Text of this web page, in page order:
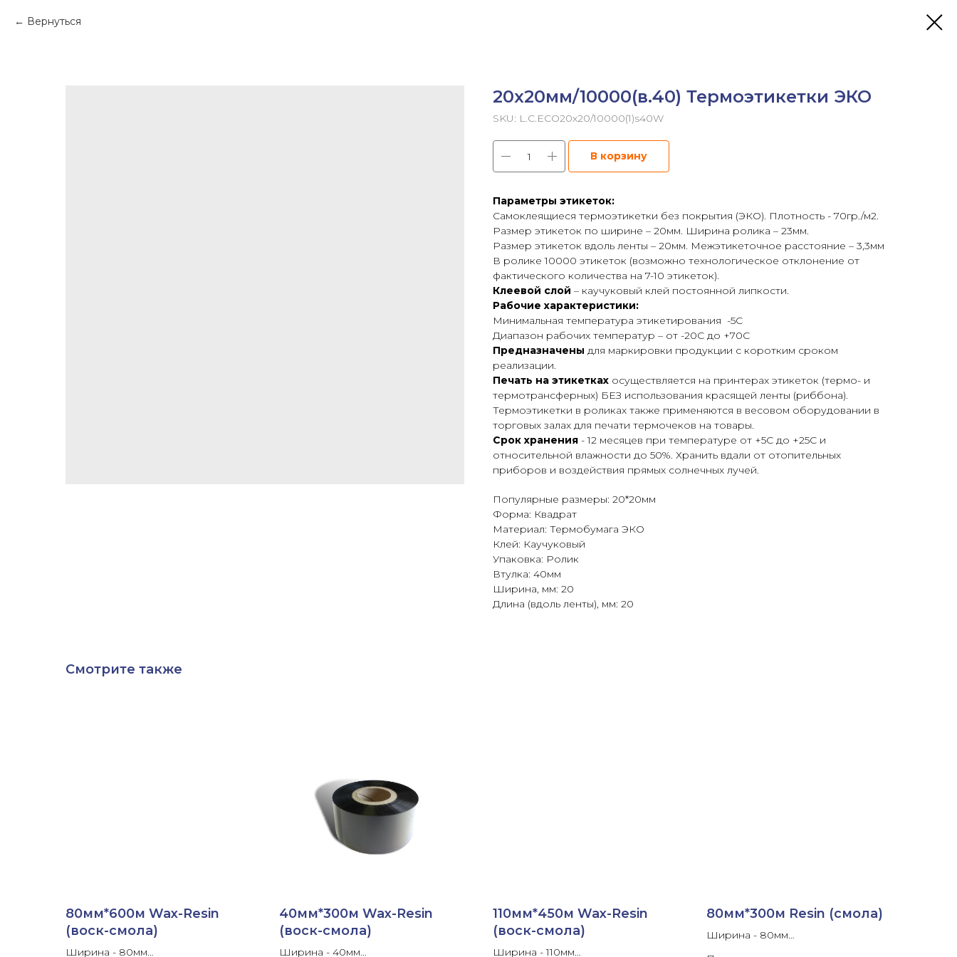
Вернуться
20х20мм/10000(в.40) Термоэтикетки ЭКО
SKU: L.C.ECO20x20/10000(1)s40W
В корзину
Параметры этикеток:
Самоклеящиеся термоэтикетки без покрытия (ЭКО). Плотность - 70гр./м2.
Размер этикеток по ширине – 20мм. Ширина ролика – 23мм.
Размер этикеток вдоль ленты – 20мм. Межэтикеточное расстояние – 3,3мм
В ролике 10000 этикеток (возможно технологическое отклонение от
фактического количества на 7-10 этикеток).
Клеевой слой – каучуковый клей постоянной липкости.
Рабочие характеристики:
Минимальная температура этикетирования -5С
Диапазон рабочих температур – от -20С до +70С
Предназначены для маркировки продукции с коротким сроком
реализации.
Печать на этикетках осуществляется на принтерах этикеток (термо- и
термотрансферных) БЕЗ использования красящей ленты (риббона).
Термоэтикетки в роликах также применяются в весовом оборудовании в
торговых залах для печати термочеков на товары.
Срок хранения - 12 месяцев при температуре от +5С до +25С и
относительной влажности до 50%. Хранить вдали от отопительных
приборов и воздействия прямых солнечных лучей.
Популярные размеры: 20*20мм
Форма: Квадрат
Материал: Термобумага ЭКО
Клей: Каучуковый
Упаковка: Ролик
Втулка: 40мм
Ширина, мм: 20
Длина (вдоль ленты), мм: 20
Смотрите также
80мм*600м Wax-Resin
(воск-смола)
Ширина - 80мм
40мм*300м Wax-Resin
(воск-смола)
Ширина - 40мм
110мм*450м Wax-Resin
(воск-смола)
Ширина - 110мм
80мм*300м Resin (смола)
Ширина - 80мм